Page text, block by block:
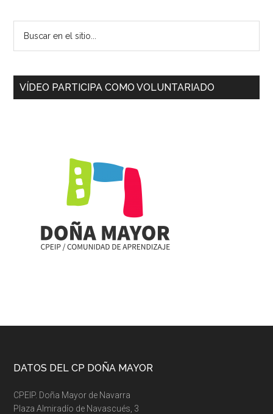
sitio...
VÍDEO PARTICIPA COMO VOLUNTARIADO
Footer
DATOS DEL CP DOÑA MAYOR
CPEIP. Doña Mayor de Navarra
Plaza Almiradío de Navascués, 3